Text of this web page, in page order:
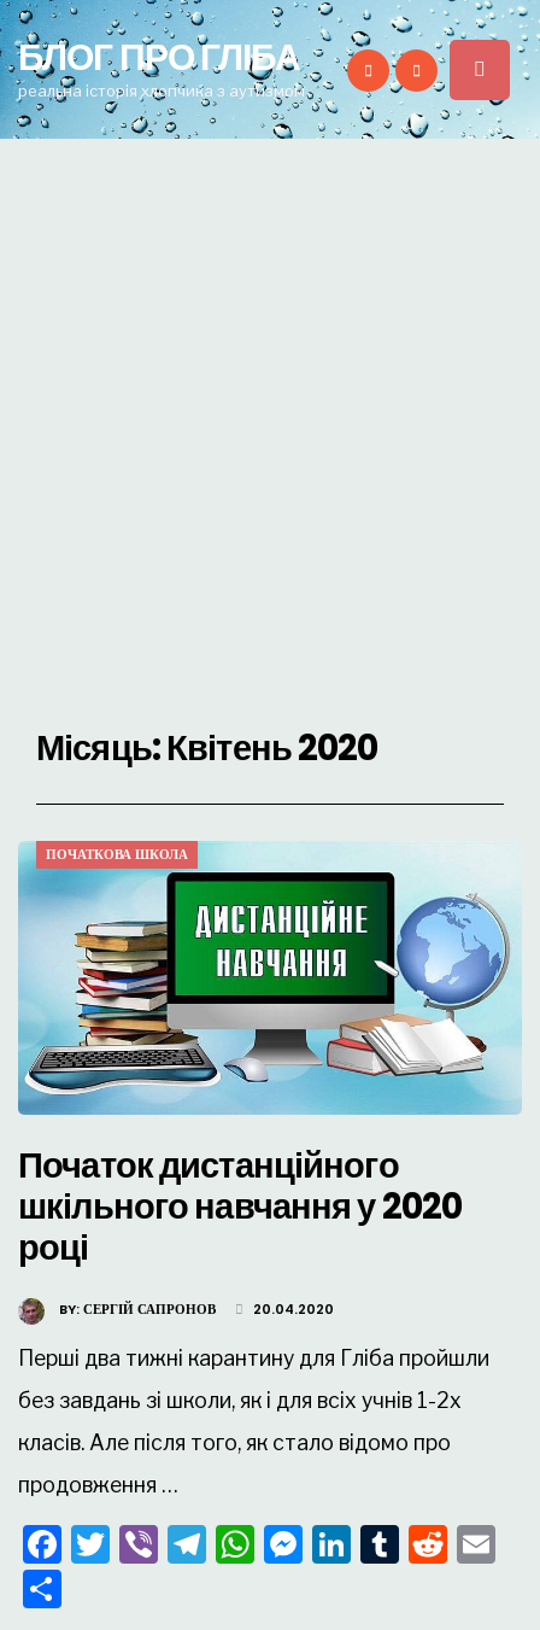
for:
БЛОГ ПРО ГЛІБА
реальна історія хлопчика з аутизмом
Місяць:Квітень 2020
ПОЧАТКОВА ШКОЛА
Початок дистанційного
шкільного навчання у 2020
році
BY:СЕРГІЙ САПРОНОВ 20.04.2020
Перші два тижні карантину для Гліба пройшли
без завдань зі школи, як і для всіх учнів 1-2х
класів. Але після того, як стало відомо про
продовження …
Facebook
Twitter
ViberTelegram
WhatsApp
Messenger
LinkedIn
Tumblr